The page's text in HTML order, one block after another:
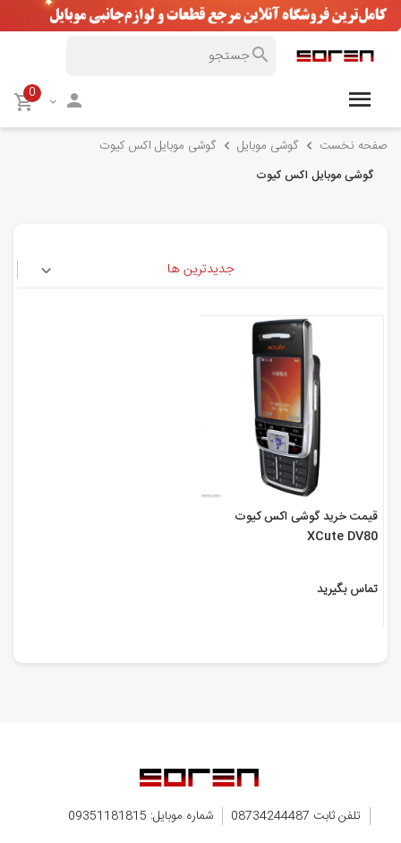
0
صفحه نخست گوشی موبایل گوشی موبایل اکس کیوت
گوشی موبایل اکس کیوت
جدیدترین ها
قیمت خرید گوشی اکس کیوت
XCute DV80
تماس بگیرید
تلفن ثابت 08734244487
شماره موبایل: 09351181815